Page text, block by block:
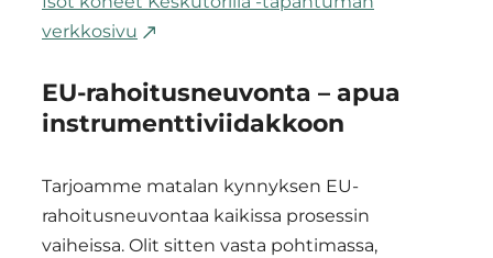
verkkosivu
EU-rahoitusneuvonta – apua
instrumenttiviidakkoon
Tarjoamme matalan kynnyksen EU-
rahoitusneuvontaa kaikissa prosessin
vaiheissa. Olit sitten vasta pohtimassa,